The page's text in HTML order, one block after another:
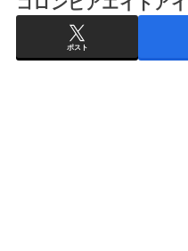
ポスト